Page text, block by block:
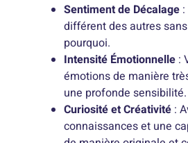
Sentiment de Décalage
différent des autres
pourquoi.
Intensité Émotionnelle :
émotions de manière
une profonde sensibilité.
Curiosité et Créativité :
connaissances et une